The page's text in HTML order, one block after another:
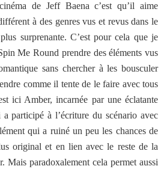
de Jeff Baena c’est qu’il aime
à des genres vus et revus dans le
surprenante. C’est pour cela que je
Me Round prendre des éléments vus
sans chercher à les bousculer
comme il tente de le faire avec tous
ici Amber, incarnée par une éclatante
participé à l’écriture du scénario avec
qui a ruiné un peu les chances de
original et en lien avec le reste de la
Mais paradoxalement cela permet aussi